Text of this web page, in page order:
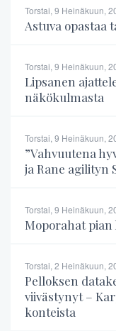
Torstai, 9 Heinäkuun,
Astuva opastaa
Torstai, 9 Heinäkuun,
Lipsanen
näkökulmasta
Torstai, 9 Heinäkuun,
”Vahvuutena
ja Rane agilityn
Torstai, 9 Heinäkuun,
Moporahat pian
Torstai, 2 Heinäkuun,
Pelloksen
viivästynyt –
konteista